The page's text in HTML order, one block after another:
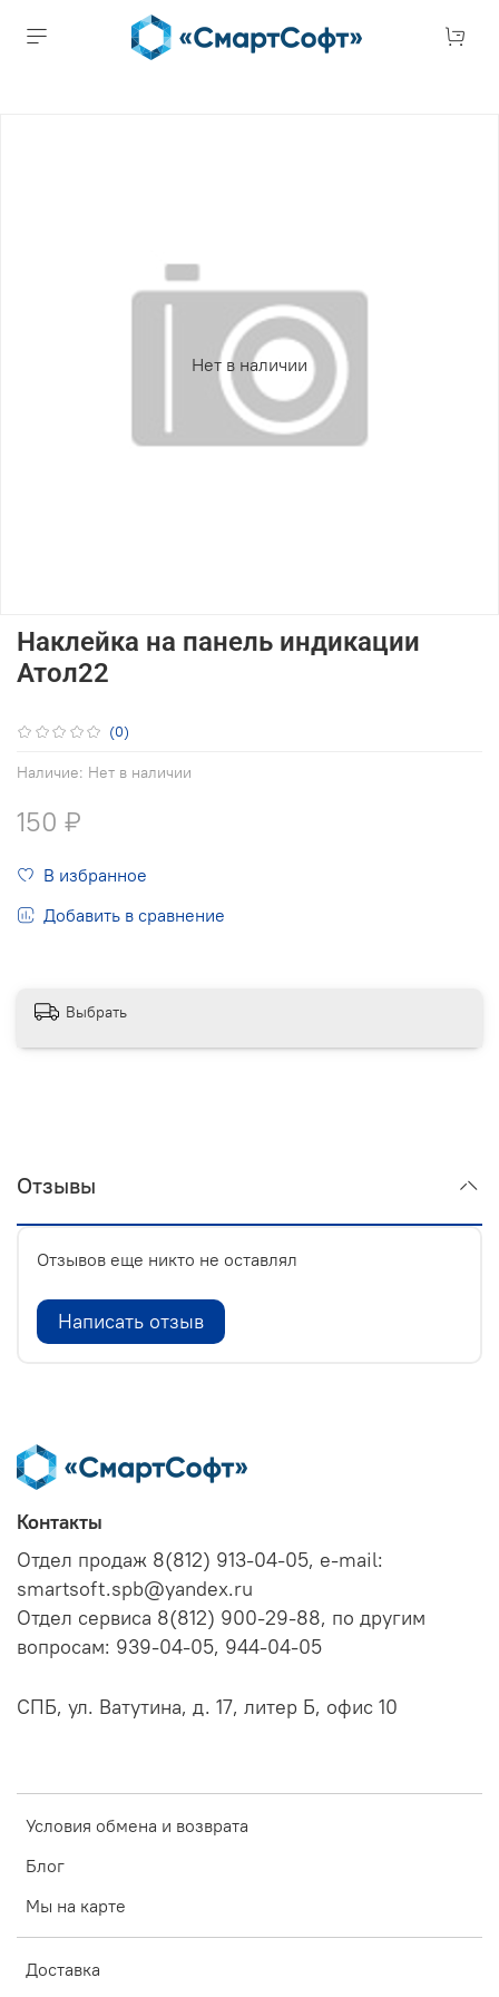
Нет в наличии
(0)
Наличие: Нет в наличии
Наклейка на панель индикации
Атол22
150 ₽
В избранное
Добавить в сравнение
Выбрать
Отзывы
Отзывов еще никто не оставлял
Написать отзыв
Условия обмена и возврата
Блог
Мы на карте
Доставка
Контакты
Отдел продаж 8(812) 913-04-05, e-mail:
smartsoft.spb@yandex.ru
Отдел сервиса 8(812) 900-29-88, по другим
вопросам: 939-04-05, 944-04-05
СПБ, ул. Ватутина, д. 17, литер Б, офис 10